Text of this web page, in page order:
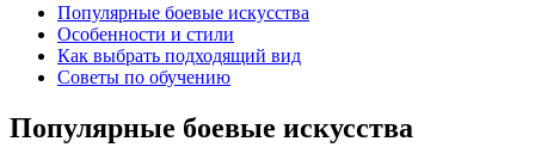
Популярные боевые искусства
Особенности и стили
Как выбрать подходящий вид
Советы по обучению
Популярные боевые искусства